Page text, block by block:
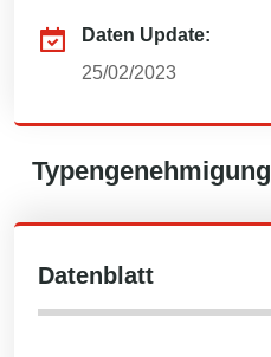
Daten Update:
25/02/2023
Typengenehmigung
Datenblatt